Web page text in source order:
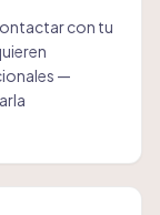
con tu
—